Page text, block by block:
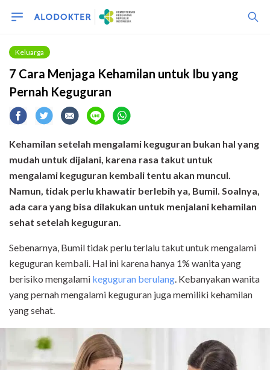
Keluarga
7 Cara Menjaga Kehamilan untuk Ibu yang
Pernah Keguguran
Kehamilan setelah mengalami keguguran bukan hal yang
mudah untuk dijalani, karena rasa takut untuk
mengalami keguguran kembali tentu akan muncul.
Namun, tidak perlu khawatir berlebih ya, Bumil. Soalnya,
ada cara yang bisa dilakukan untuk menjalani kehamilan
sehat setelah keguguran.
Sebenarnya, Bumil tidak perlu terlalu takut untuk mengalami
keguguran kembali. Hal ini karena hanya 1% wanita yang
berisiko mengalami keguguran berulang. Kebanyakan wanita
yang pernah mengalami keguguran juga memiliki kehamilan
yang sehat.